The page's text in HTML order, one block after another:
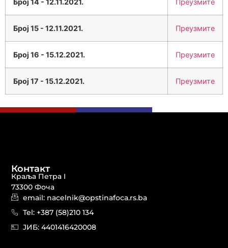
Број 14 - 12.11.2021. Преузмите
Број 15 - 12.11.2021. Преузмите
Број 16 - 15.12.2021. Преузмите
Број 17 - 15.12.2021. Преузмите
Контакт
Краља Петра I
73300 Фоча
email: nacelnik@opstinafoca.rs.ba
Tel: +387 (58)210 134
JИБ: 44014164​20008